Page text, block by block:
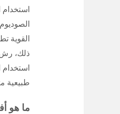
القوية
ذلك، رش
طبيعية
ما هو